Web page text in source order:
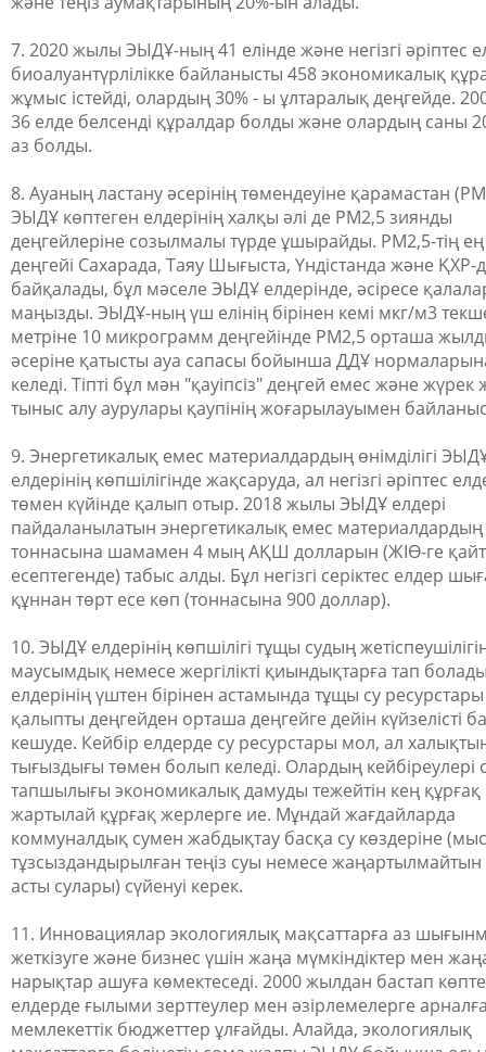
7. 2020 жылы ЭЫДҰ-ның 41 елінде және негізгі әріптес
биоалуантүрлілікке байланысты 458 экономикалық
жұмыс істейді, олардың 30% - ы ұлтаралық деңгейде.
36 елде белсенді құралдар болды және олардың саны
аз болды.
8. Ауаның ластану әсерінің төмендеуіне қарамастан
ЭЫДҰ көптеген елдерінің халқы әлі де PM2,5 зиянды
деңгейлеріне созылмалы түрде ұшырайды. PM2,5-тің
деңгейі Сахарада, Таяу Шығыста, Үндістанда және ҚХР-
байқалады, бұл мәселе ЭЫДҰ елдерінде, әсіресе
маңызды. ЭЫДҰ-ның үш елінің бірінен кемі мкг/м3
метріне 10 микрограмм деңгейінде PM2,5 орташа
әсеріне қатысты ауа сапасы бойынша ДДҰ
келеді. Тіпті бұл мән "қауіпсіз" деңгей емес және жүрек
тыныс алу аурулары қаупінің жоғарылауымен
9. Энергетикалық емес материалдардың өнімділігі
елдерінің көпшілігінде жақсаруда, ал негізгі әріптес
төмен күйінде қалып отыр. 2018 жылы ЭЫДҰ елдері
пайдаланылатын энергетикалық емес материалдардың
тоннасына шамамен 4 мың АҚШ долларын (ЖІӨ-ге
есептегенде) табыс алды. Бұл негізгі серіктес елдер
құннан төрт есе көп (тоннасына 900 доллар).
10. ЭЫДҰ елдерінің көпшілігі тұщы судың
маусымдық немесе жергілікті қиындықтарға тап
елдерінің үштен бірінен астамында тұщы су ресурстары
қалыпты деңгейден орташа деңгейге дейін күйзелісті
кешуде. Кейбір елдерде су ресурстары мол, ал
тығыздығы төмен болып келеді. Олардың кейбіреулері
тапшылығы экономикалық дамуды тежейтін кең
жартылай құрғақ жерлерге ие. Мұндай жағдайларда
коммуналдық сумен жабдықтау басқа су көздеріне
тұзсыздандырылған теңіз суы немесе
асты сулары) сүйенуі керек.
11. Инновациялар экологиялық мақсаттарға аз
жеткізуге және бизнес үшін жаңа мүмкіндіктер мен
нарықтар ашуға көмектеседі. 2000 жылдан бастап
елдерде ғылыми зерттеулер мен әзірлемелерге
мемлекеттік бюджеттер ұлғайды. Алайда, экологиялық